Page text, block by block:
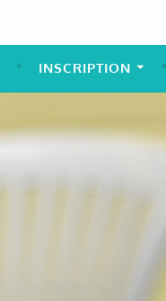
INSCRIPTION